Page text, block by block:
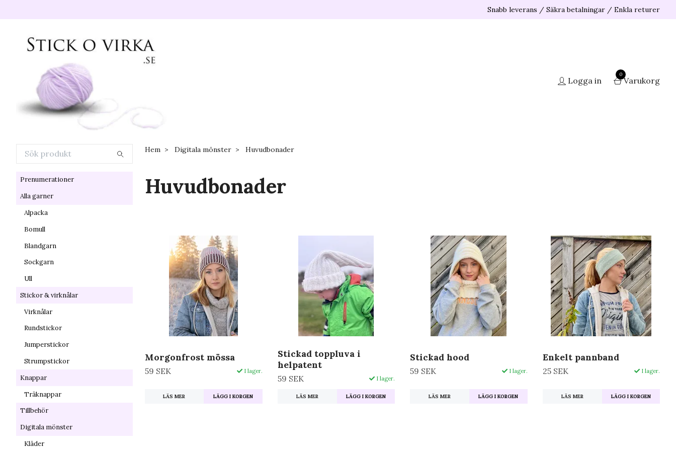
Snabb leverans / Säkra betalningar / Enkla returer
Logga in
0
Varukorg
Prenumerationer
Alla garner
Alpacka
Bomull
Blandgarn
Sockgarn
Ull
Stickor & virknålar
Virknålar
Rundstickor
Jumperstickor
Strumpstickor
Knappar
Träknappar
Tillbehör
Digitala mönster
Kläder
Hem Digitala mönster Huvudbonader
Huvudbonader
Morgonfrost mössa
59 SEK I lager.
LÄS MER LÄGG I KORGEN
Stickad toppluva i
helpatent
59 SEK I lager.
LÄS MER
Stickad hood
59 SEK I lager.
LÄS MER
Enkelt pannband
25 SEK I lager.
LÄS MER